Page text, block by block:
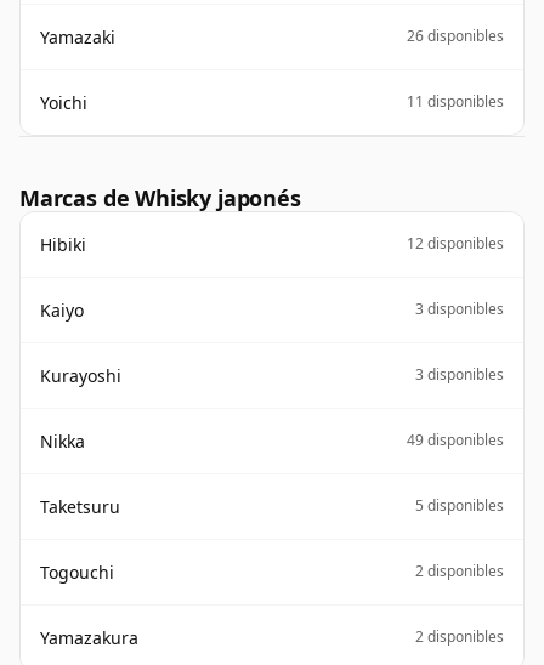
Yamazaki 26 disponibles
Yoichi 11 disponibles
Marcas de Whisky japonés
Hibiki 12 disponibles
Kaiyo 3 disponibles
Kurayoshi 3 disponibles
Nikka 49 disponibles
Taketsuru 5 disponibles
Togouchi 2 disponibles
Yamazakura 2 disponibles